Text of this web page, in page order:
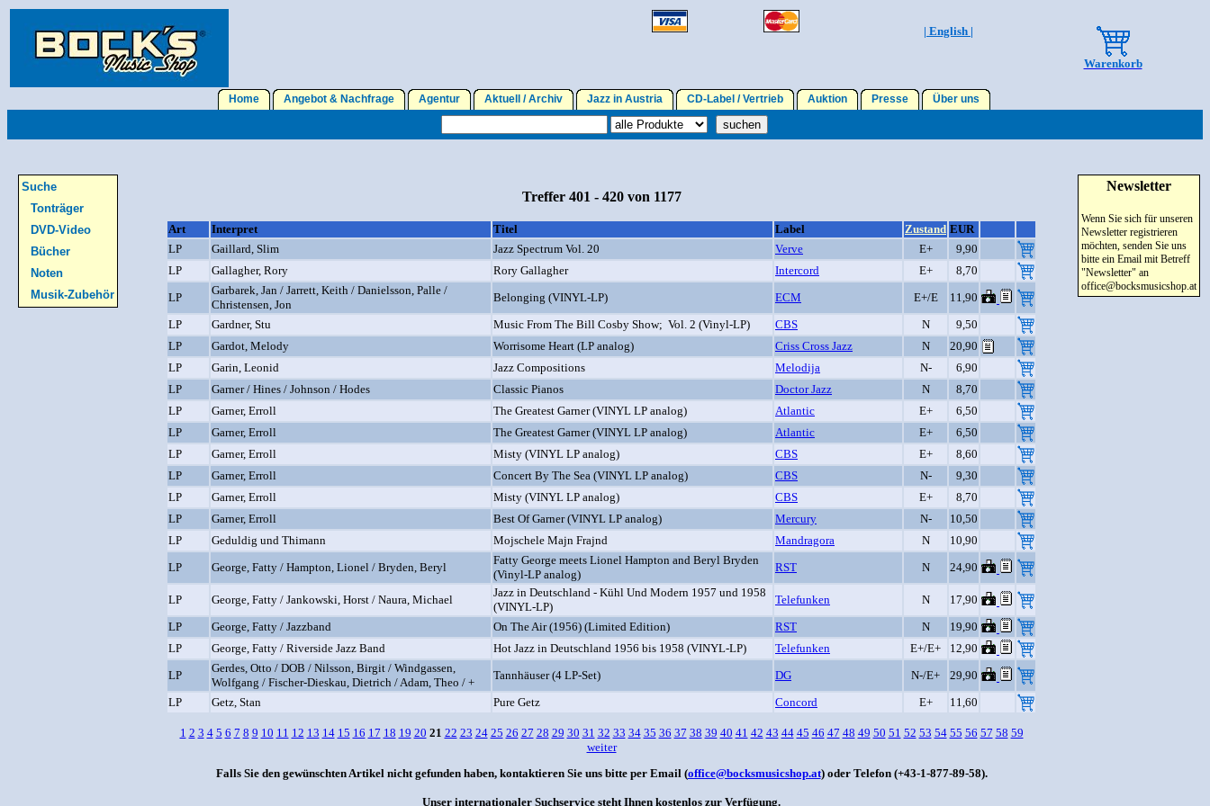
| English |
Warenkorb
Home Angebot & Nachfrage Agentur Aktuell / Archiv Jazz in Austria CD-Label / Vertrieb Auktion Presse Über uns
Suche
Tonträger
DVD-Video
Bücher
Noten
Musik-Zubehör
Treffer 401 - 420 von 1177
Art Interpret Titel Label Zustand EUR
LP
Gaillard, Slim Jazz Spectrum Vol. 20 Verve E+
9,90
LP
Gallagher, Rory Rory Gallagher Intercord E+
8,70
LP
Garbarek, Jan / Jarrett, Keith / Danielsson, Palle /
Christensen, Jon
Belonging (VINYL-LP) ECM E+/E
11,90
LP
Gardner, Stu Music From The Bill Cosby Show; Vol. 2 (Vinyl-LP) CBS N
9,50
LP
Gardot, Melody Worrisome Heart (LP analog) Criss Cross Jazz N
20,90
LP
Garin, Leonid Jazz Compositions Melodija N-
6,90
LP
Garner / Hines / Johnson / Hodes Classic Pianos Doctor Jazz N
8,70
LP
Garner, Erroll The Greatest Garner (VINYL LP analog) Atlantic E+
6,50
LP
Garner, Erroll The Greatest Garner (VINYL LP analog) Atlantic E+
6,50
LP
Garner, Erroll Misty (VINYL LP analog) CBS E+
8,60
LP
Garner, Erroll Concert By The Sea (VINYL LP analog) CBS N-
9,30
LP
Garner, Erroll Misty (VINYL LP analog) CBS E+
8,70
LP
Garner, Erroll Best Of Garner (VINYL LP analog) Mercury N-
10,50
LP
Geduldig und Thimann Mojschele Majn Frajnd Mandragora N
10,90
LP
George, Fatty / Hampton, Lionel / Bryden, Beryl
Fatty George meets Lionel Hampton and Beryl Bryden
(Vinyl-LP analog)
RST N 24,90
LP George, Fatty / Jankowski, Horst / Naura, Michael
Jazz in Deutschland - Kühl Und Modern 1957 und 1958
(VINYL-LP)
Telefunken N
17,90
LP
George, Fatty / Jazzband On The Air (1956) (Limited Edition) RST N
19,90
LP
George, Fatty / Riverside Jazz Band Hot Jazz in Deutschland 1956 bis 1958 (VINYL-LP) Telefunken E+/E+
12,90
LP
Gerdes, Otto / DOB / Nilsson, Birgit / Windgassen,
Wolfgang / Fischer-Dieskau, Dietrich / Adam, Theo / +
Tannhäuser (4 LP-Set) DG N-/E+
29,90
LP
Getz, Stan Pure Getz Concord E+ 11,60
1 2 3 4 5 6 7 8 9 10 11 12 13 14 15 16 17 18 19 20 21 22 23 24 25 26 27 28 29 30 31 32 33 34 35 36 37 38 39 40 41 42 43 44 45 46 47 48 49 50 51 52 53 54 55 56 57 58 59
weiter
Falls Sie den gewünschten Artikel nicht gefunden haben, kontaktieren Sie uns bitte per Email (office@bocksmusicshop.at) oder Telefon (+43-1-877-89-58).
Unser internationaler Suchservice steht Ihnen kostenlos zur Verfügung.
Newsletter
Wenn Sie sich für unseren
Newsletter registrieren
möchten, senden Sie uns
bitte ein Email mit Betreff
"Newsletter" an
office@bocksmusicshop.at